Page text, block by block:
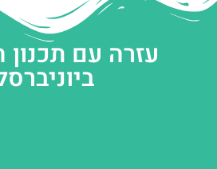
עזרה עם